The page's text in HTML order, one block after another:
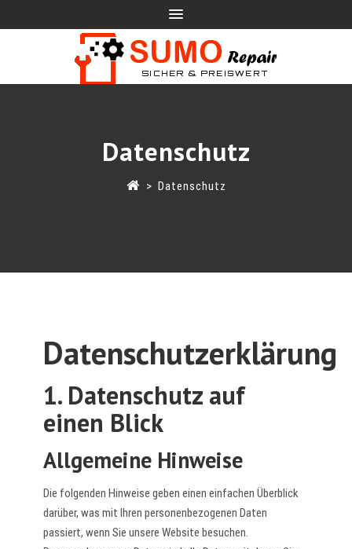
Datenschutz
> Datenschutz
Datenschutzerklärung
1. Datenschutz auf
einen Blick
Allgemeine Hinweise
Die folgenden Hinweise geben einen einfachen Überblick
darüber, was mit Ihren personenbezogenen Daten
passiert, wenn Sie unsere Website besuchen.